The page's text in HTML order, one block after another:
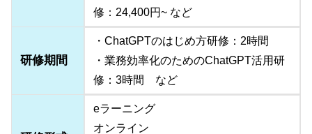
修：24,400円~ など
研修期間
・ChatGPTのはじめ方研修：2時間
・業務効率化のためのChatGPT活用研
修：3時間 など
eラーニング
オンライン